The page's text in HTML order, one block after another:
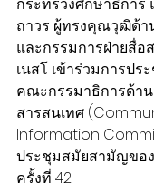
ถาวร ผู้ทรงคุณวุฒิด้
และกรรมการฝ่ายสื่อ
เนสโ เข้าร่วมการป
คณะกรรมาธิการด้า
สารสนเทศ
Information
ประชุมสมัยสามัญขอ
ครั้งที่ 42